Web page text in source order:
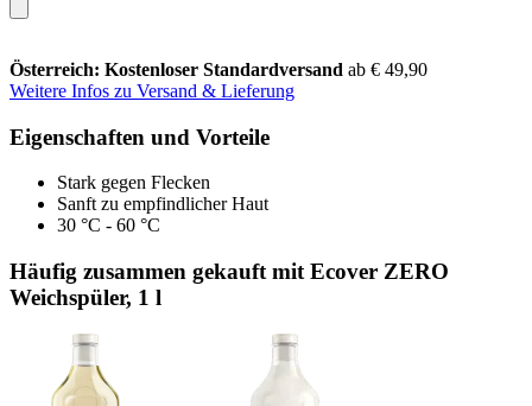
Österreich: Kostenloser Standardversand ab € 49,90
Weitere Infos zu Versand & Lieferung
Eigenschaften und Vorteile
Stark gegen Flecken
Sanft zu empfindlicher Haut
30 °C - 60 °C
Häufig zusammen gekauft mit Ecover ZERO
Weichspüler, 1 l